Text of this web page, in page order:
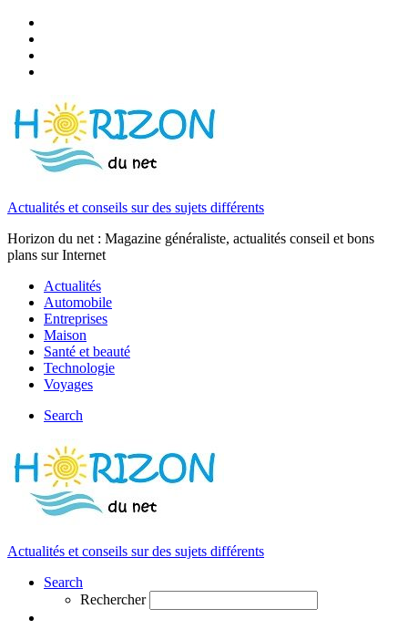
Actualités et conseils sur des sujets différents
Horizon du net : Magazine généraliste, actualités conseil et bons
plans sur Internet
Actualités
Automobile
Entreprises
Maison
Santé et beauté
Technologie
Voyages
Search
Actualités et conseils sur des sujets différents
Search
Rechercher